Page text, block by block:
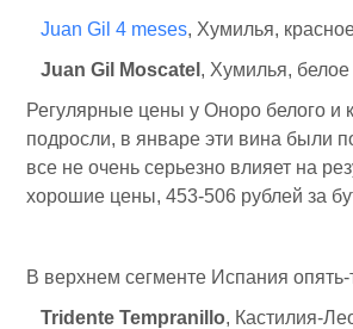
Juan Gil 4 meses, Хумилья,
Juan Gil Moscatel , Хумилья,
Регулярные цены у Оноро белого и
подросли, в январе эти вина были
все не очень серьезно влияет на
хорошие цены, 453-506 рублей за
В верхнем сегменте Испания опять-
Tridente Tempranillo, Кастилия-